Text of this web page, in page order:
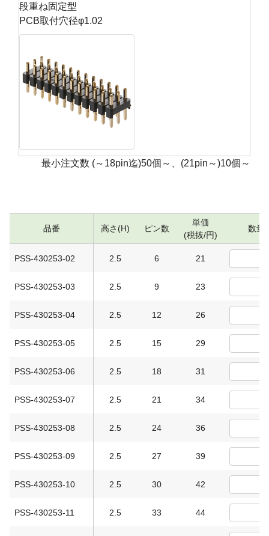
段重ね固定型
PCB取付穴径φ1.02
最小注文数 (～18pin迄)50個～、(21pin～)10個～
品番 高さ(H) ピン数
単価
(税抜/円)
数量
PSS-430253-02 2.5 6 21
PSS-430253-03 2.5 9 23
PSS-430253-04 2.5 12 26
PSS-430253-05 2.5 15 29
PSS-430253-06 2.5 18 31
PSS-430253-07 2.5 21 34
PSS-430253-08 2.5 24 36
PSS-430253-09 2.5 27 39
PSS-430253-10 2.5 30 42
PSS-430253-11 2.5 33 44